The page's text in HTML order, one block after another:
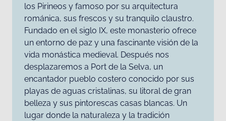
los Pirineos y famoso por su arquitectura
románica, sus frescos y su tranquilo claustro.
Fundado en el siglo IX, este monasterio ofrece
un entorno de paz y una fascinante visión de la
vida monástica medieval. Después nos
desplazaremos a Port de la Selva, un
encantador pueblo costero conocido por sus
playas de aguas cristalinas, su litoral de gran
belleza y sus pintorescas casas blancas. Un
lugar donde la naturaleza y la tradición